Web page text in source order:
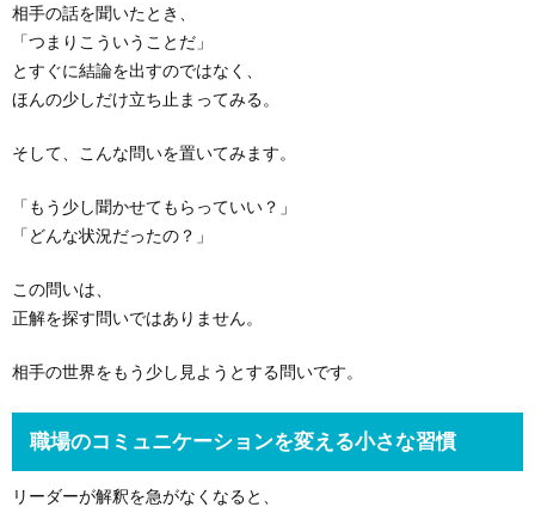
相手の話を聞いたとき、
「つまりこういうことだ」
とすぐに結論を出すのではなく、
ほんの少しだけ立ち止まってみる。
そして、こんな問いを置いてみます。
「もう少し聞かせてもらっていい？」
「どんな状況だったの？」
この問いは、
正解を探す問いではありません。
相手の世界をもう少し見ようとする問いです。
職場のコミュニケーションを変える小さな習慣
リーダーが解釈を急がなくなると、